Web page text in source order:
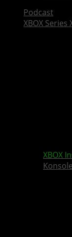
Podcast
XBOX Series
XBOX